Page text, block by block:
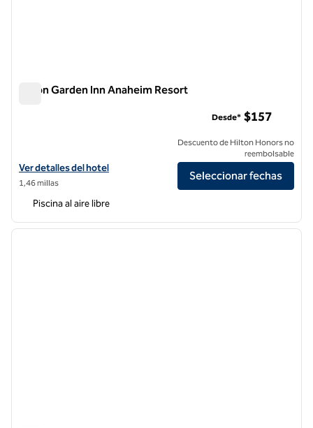
Hilton Garden Inn Anaheim Resort
Ver detalles del hotel Hilton Garden Inn Anaheim Resort
Ver detalles del hotel
1,46 millas
Desde* $157
Descuento de Hilton Honors no
reembolsable
Seleccionar fechas
Piscina al aire libre
1 de 12